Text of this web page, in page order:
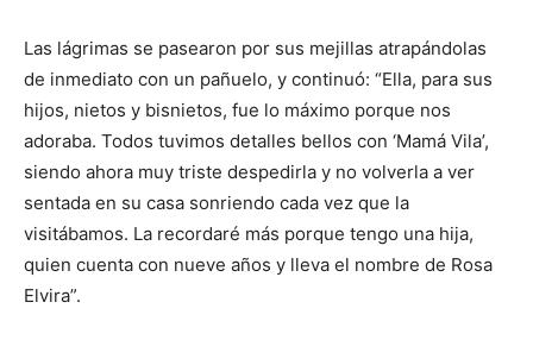
Las lágrimas se pasearon por sus mejillas atrapándolas
de inmediato con un pañuelo, y continuó: “Ella, para sus
hijos, nietos y bisnietos, fue lo máximo porque nos
adoraba. Todos tuvimos detalles bellos con ‘Mamá Vila’,
siendo ahora muy triste despedirla y no volverla a ver
sentada en su casa sonriendo cada vez que la
visitábamos. La recordaré más porque tengo una hija,
quien cuenta con nueve años y lleva el nombre de Rosa
Elvira”.